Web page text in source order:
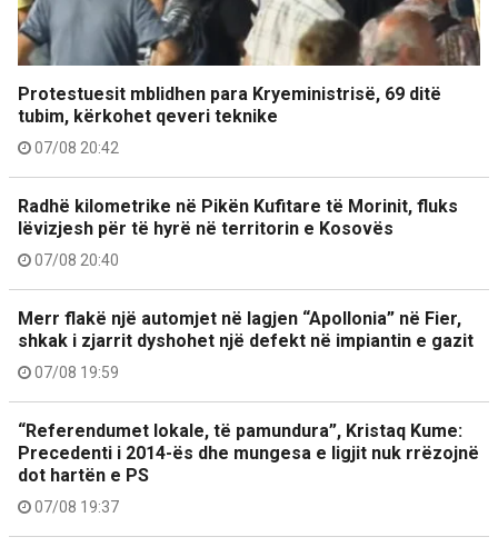
Protestuesit mblidhen para Kryeministrisë, 69 ditë
tubim, kërkohet qeveri teknike
07/08 20:42
Radhë kilometrike në Pikën Kufitare të Morinit, fluks
lëvizjesh për të hyrë në territorin e Kosovës
07/08 20:40
Merr flakë një automjet në lagjen “Apollonia” në Fier,
shkak i zjarrit dyshohet një defekt në impiantin e gazit
07/08 19:59
“Referendumet lokale, të pamundura”, Kristaq Kume:
Precedenti i 2014-ës dhe mungesa e ligjit nuk rrëzojnë
dot hartën e PS
07/08 19:37